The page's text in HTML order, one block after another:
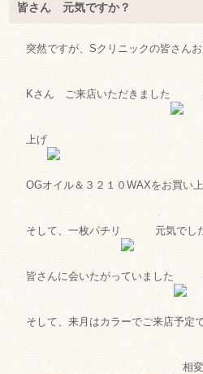
皆さん 元気ですか？
突然ですが、Sクリニックの皆さん
Kさん ご来店いただきました
上げ
OGオイル＆３２１０WAXをお買い
そして、一枚パチリ 元気でし
皆さんに会いたがっていました
そして、来月はカラーでご来店予定
相